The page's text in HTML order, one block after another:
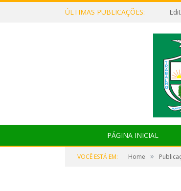
ÚLTIMAS PUBLICAÇÕES:
PÁGINA INICIAL
VOCÊ ESTÁ EM: Home »